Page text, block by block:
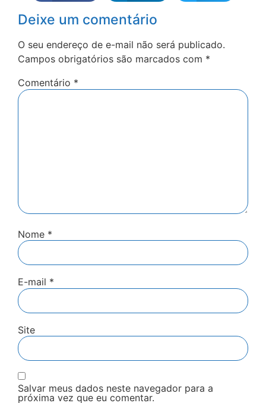
Deixe um comentário
O seu endereço de e-mail não será publicado.
Campos obrigatórios são marcados com *
Comentário *
Nome *
E-mail *
Site
Salvar meus dados neste navegador para a
próxima vez que eu comentar.